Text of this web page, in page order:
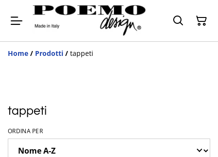
Home / Prodotti / tappeti
tappeti
ORDINA PER